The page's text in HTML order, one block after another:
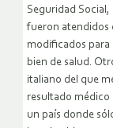
Seguridad
fueron atendidos
modificados para
bien de salud.
italiano del que
resultado médico
un país donde